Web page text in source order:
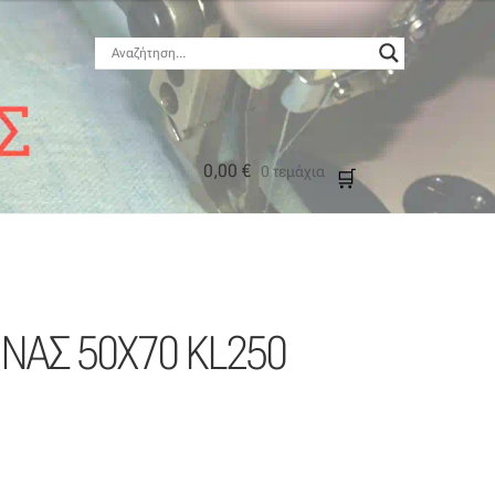
0,00 € 0 τεμάχια
50X70 KL250